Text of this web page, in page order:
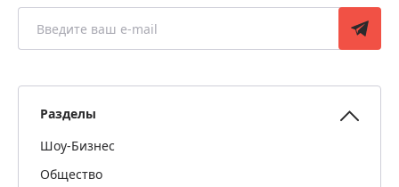
Разделы
Шоу-Бизнес
Общество